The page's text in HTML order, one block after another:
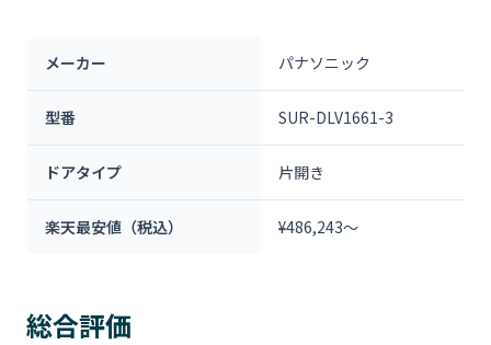
メーカー パナソニック
型番 SUR-DLV1661-3
ドアタイプ 片開き
楽天最安値（税込） ¥486,243～
総合評価